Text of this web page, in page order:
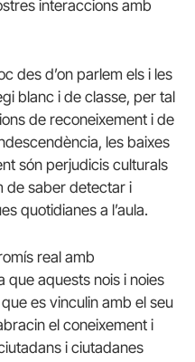
interaccions amb
des d’on parlem els i les
blanc i de classe, per tal
de reconeixement i de
les baixes
són perjudicis culturals
de saber detectar i
quotidianes a l’aula.
real amb
que aquests nois i noies
es vinculin amb el seu
el coneixement i
i ciutadanes